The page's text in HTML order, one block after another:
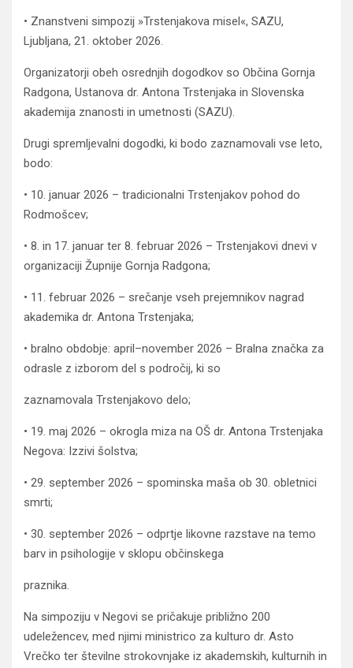
• Znanstveni simpozij »Trstenjakova misel«, SAZU,
Ljubljana, 21. oktober 2026.
Organizatorji obeh osrednjih dogodkov so Občina Gornja
Radgona, Ustanova dr. Antona Trstenjaka in Slovenska
akademija znanosti in umetnosti (SAZU).
Drugi spremljevalni dogodki, ki bodo zaznamovali vse leto,
bodo:
• 10. januar 2026 – tradicionalni Trstenjakov pohod do
Rodmošcev;
• 8. in 17. januar ter 8. februar 2026 – Trstenjakovi dnevi v
organizaciji Župnije Gornja Radgona;
• 11. februar 2026 – srečanje vseh prejemnikov nagrad
akademika dr. Antona Trstenjaka;
• bralno obdobje: april–november 2026 – Bralna značka za
odrasle z izborom del s področij, ki so
zaznamovala Trstenjakovo delo;
• 19. maj 2026 – okrogla miza na OŠ dr. Antona Trstenjaka
Negova: Izzivi šolstva;
• 29. september 2026 – spominska maša ob 30. obletnici
smrti;
• 30. september 2026 – odprtje likovne razstave na temo
barv in psihologije v sklopu občinskega
praznika.
Na simpoziju v Negovi se pričakuje približno 200
udeležencev, med njimi ministrico za kulturo dr. Asto
Vrečko ter številne strokovnjake iz akademskih, kulturnih in